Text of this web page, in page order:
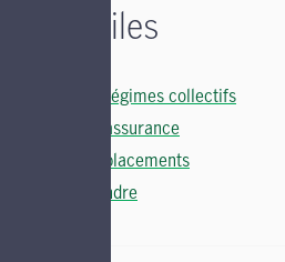
Liens utiles
Soutien régimes collectifs
Soutien assurance
Soutien placements
Nous joindre